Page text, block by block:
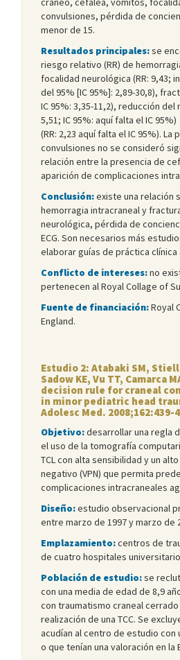
convulsiones, pérdida de
menor de 15.
Resultados principales:se
riesgo relativo (RR) de
focalidad neurológica (RR: 9,43;
del 95% [IC 95%]: 2,89-30,8),
IC 95%: 3,35-11,2), reducción del
5,51; IC 95%: aquí falta el IC
(RR: 2,23 aquí falta el IC 95%). La
convulsiones no se consideró
relación entre la presencia de
aparición de complicaciones
Conclusión:existe una relación
hemorragia intracraneal y
neurológica, pérdida de
ECG. Son necesarios más
elaborar guías de práctica clínica
Conflicto de intereses:no
pertenecen al Royal Collage of
Fuente de financiación:Royal
England.
Estudio 2: Atabaki SM, Stiell
Sadow KE, Vu TT, Camarca
decision rule for craneal
in minor pediatric head
Adolesc Med. 2008;162:439-
Objetivo:desarrollar una regla
el uso de la tomografía
TCL con alta sensibilidad y un
negativo (VPN) que permita
complicaciones intracraneales
Diseño:estudio observacional
entre marzo de 1997 y marzo de
Emplazamiento:centros de
de cuatro hospitales
Población de estudio:se
con una media de edad de 8,9
con traumatismo craneal
realización de una TCC. Se
acudían al centro de estudio con
o que tenían una valoración en la